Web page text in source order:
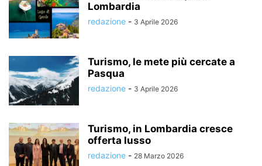
Lombardia
redazione - 3 Aprile 2026
Turismo, le mete più cercate a
Pasqua
redazione - 3 Aprile 2026
Turismo, in Lombardia cresce
offerta lusso
redazione - 28 Marzo 2026